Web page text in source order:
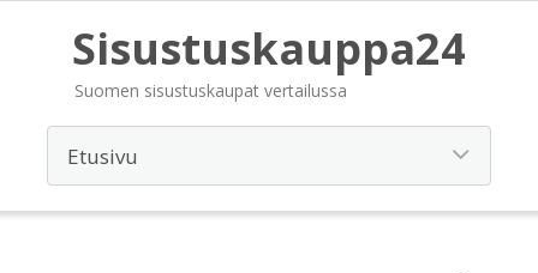
Sisustuskauppa24
Suomen sisustuskaupat vertailussa